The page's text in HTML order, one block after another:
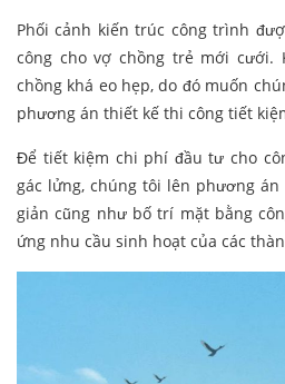
Phối cảnh kiến trúc công trình
công cho vợ chồng trẻ mới
chồng khá eo hẹp, do đó muốn
phương án thiết kế thi công tiết
Để tiết kiệm chi phí đầu tư cho
gác lửng, chúng tôi lên phương
giản cũng như bố trí mặt bằng
ứng nhu cầu sinh hoạt của các